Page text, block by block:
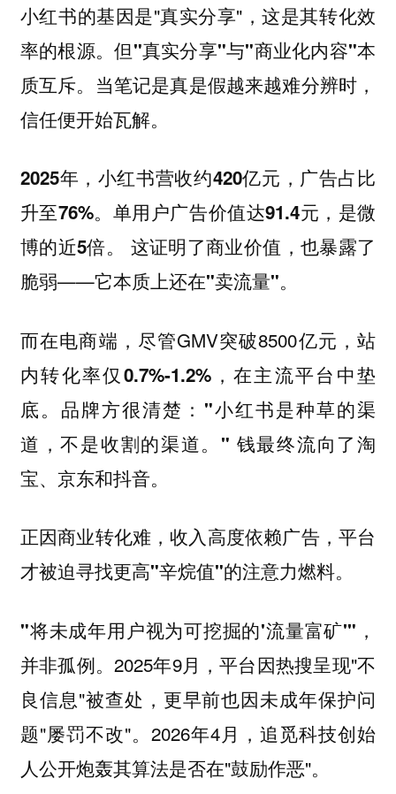
小红书的基因是"真实分享"，这是其转化效
率的根源。但"真实分享"与"商业化内容"本
质互斥。当笔记是真是假越来越难分辨时，
信任便开始瓦解。
2025年，小红书营收约420亿元，广告占比
升至76%。单用户广告价值达91.4元，是微
博的近5倍。
这证明了商业价值，也暴露了
脆弱——它本质上还在"卖流量"。
而在电商端，尽管GMV突破8500亿元，站
内转化率仅0.7%-1.2%，在主流平台中垫
底。品牌方很清楚： "小红书是种草的渠
道，不是收割的渠道。" 钱最终流向了淘
宝、京东和抖音。
正因商业转化难，收入高度依赖广告，平台
才被迫寻找更高"辛烷值"的注意力燃料。
"将未成年用户视为可挖掘的'流量富矿'"，
并非孤例。2025年9月，平台因热搜呈现"不
良信息"被查处，更早前也因未成年保护问
题"屡罚不改"。2026年4月，追觅科技创始
人公开炮轰其算法是否在"鼓励作恶"。